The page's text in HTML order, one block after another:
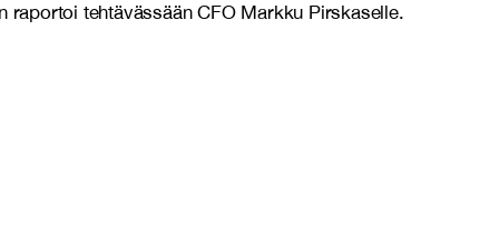
tehtävässään CFO Markku Pirskaselle.